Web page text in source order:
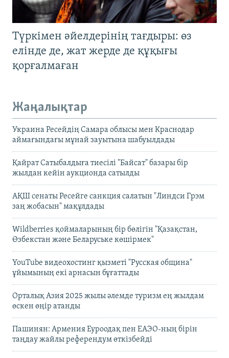
Түркімен әйелдерінің тағдыры: өз
елінде де, жат жерде де құқығы
қорғалмаған
Жаңалықтар
Украина Ресейдің Самара облысы мен Краснодар
аймағындағы мұнай зауытына шабуылдады
Қайрат Сатыбалдыға тиесілі "Байсат" базары бір
жылдан кейін аукционда сатылды
АҚШ сенаты Ресейге санкция салатын "Линдси Грэм
заң жобасын" мақұлдады
Wildberries қоймаларының бір бөлігін "Қазақстан,
Өзбекстан және Беларуське көшірмек"
YouTube видеохостинг қызметі "Русская община"
ұйымының екі арнасын бұғаттады
Орталық Азия 2025 жылы әлемде туризм ең жылдам
өскен өңір атанды
Пашинян: Армения Еуроодақ пен ЕАЭО-ның бірін
таңдау жайлы референдум өткізбейді